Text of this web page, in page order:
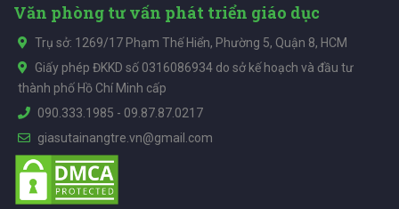
Văn phòng tư vấn phát triển giáo dục
Trụ sở: 1269/17 Phạm Thế Hiển, Phường 5, Quận 8, HCM
Giấy phép ĐKKD số 0316086934 do sở kế hoạch và đầu tư
thành phố Hồ Chí Minh cấp
090.333.1985 - 09.87.87.0217
giasutainangtre.vn@gmail.com